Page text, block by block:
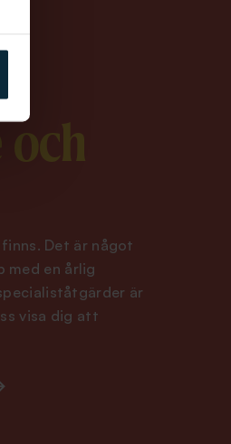
Det är något
med en årlig
är
visa dig att